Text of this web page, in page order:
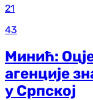
21
43
Минић:
агенције
у Српској